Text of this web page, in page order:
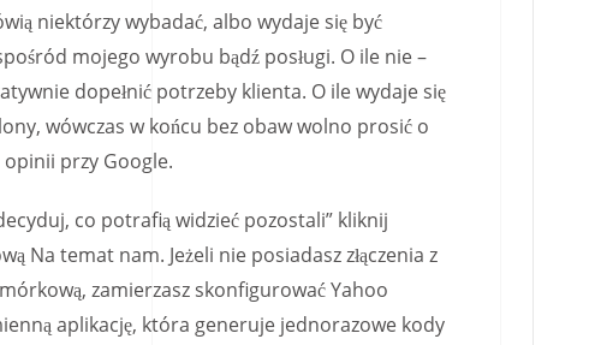
niektórzy wybadać, albo wydaje się być
mojego wyrobu bądź posługi. O ile nie –
dopełnić potrzeby klienta. O ile wydaje się
wówczas w końcu bez obaw wolno prosić o
przy Google.
co potrafią widzieć pozostali” kliknij
Na temat nam. Jeżeli nie posiadasz złączenia z
zamierzasz skonfigurować Yahoo
aplikację, która generuje jednorazowe kody